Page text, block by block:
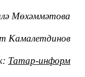
Мөхәммәтова
Камалетдинов
Татар-информ